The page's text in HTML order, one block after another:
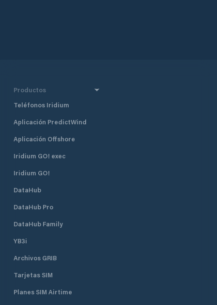
Productos
Teléfonos Iridium
Aplicación PredictWind
Aplicación Offshore
Iridium GO! exec
Iridium GO!
DataHub
DataHub Pro
DataHub Family
YB3i
Archivos GRIB
Tarjetas SIM
Planes SIM Airtime